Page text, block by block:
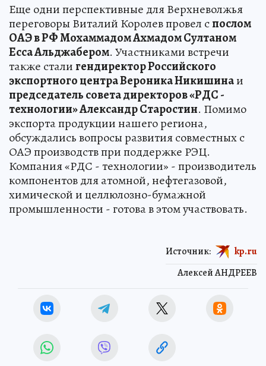
Еще одни перспективные для Верхневолжья
переговоры Виталий Королев провел спослом
ОАЭ в РФ Мохаммадом Ахмадом Султаном
Есса Альджабером. Участниками встречи
также сталигендиректор Российского
экспортного центра Вероника Никишинаи
председатель совета директоров «РДС -
технологии» Александр Старостин. Помимо
экспорта продукции нашего региона,
обсуждались вопросы развития совместных с
ОАЭ производств при поддержке РЭЦ.
Компания «РДС - технологии» - производитель
компонентов для атомной, нефтегазовой,
химической и целлюлозно-бумажной
промышленности - готова в этом участвовать.
Алексей АНДРЕЕВ
Источник: kp.ru